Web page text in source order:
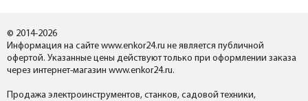
© 2014-2026
Информация на сайте www.enkor24.ru не является публичной
офертой. Указанные цены действуют только при оформлении заказа
через интернет-магазин www.enkor24.ru.
Продажа электроинструментов, станков, садовой техники,